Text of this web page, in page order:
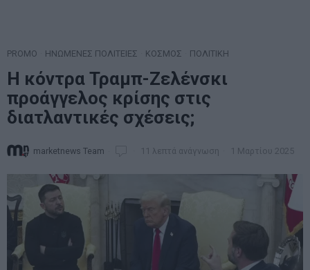
PROMO ΗΝΩΜΕΝΕΣ ΠΟΛΙΤΕΙΕΣ ΚΟΣΜΟΣ ΠΟΛΙΤΙΚΗ
Η κόντρα Τραμπ-Ζελένσκι
προάγγελος κρίσης στις
διατλαντικές σχέσεις;
marketnews Team 11 λεπτά ανάγνωση 1 Μαρτίου 2025